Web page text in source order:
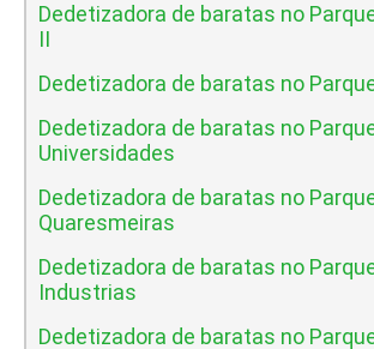
Dedetizadora de baratas no
II
Dedetizadora de baratas no
Dedetizadora de baratas no
Universidades
Dedetizadora de baratas no
Quaresmeiras
Dedetizadora de baratas no
Industrias
Dedetizadora de baratas no